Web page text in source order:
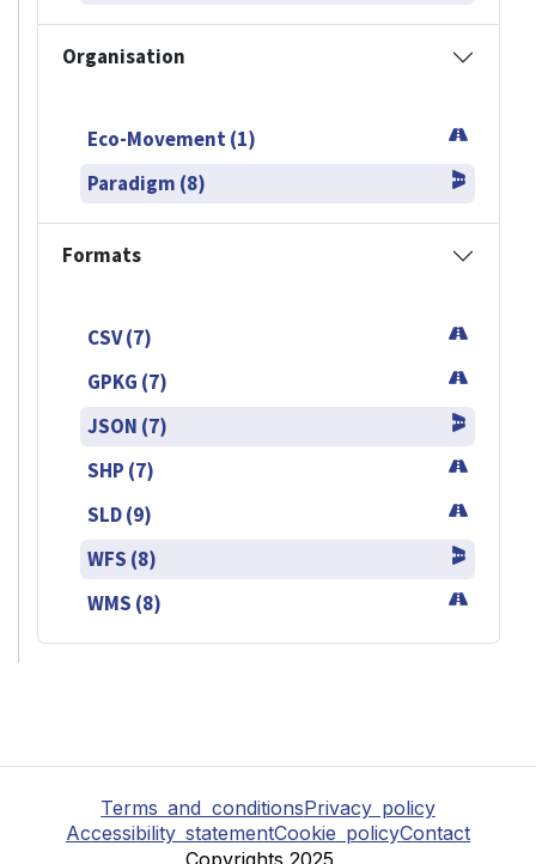
Organisation
Eco-Movement (1)
Paradigm (8)
Formats
CSV (7)
GPKG (7)
JSON (7)
SHP (7)
SLD (9)
WFS (8)
WMS (8)
Terms and conditionsPrivacy policy
Accessibility statementCookie policyContact